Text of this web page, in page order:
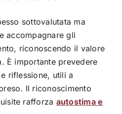
sottovalutata ma
accompagnare gli
riconoscendo il valore
È importante prevedere
riflessione, utili a
Il riconoscimento
rafforza autostima e